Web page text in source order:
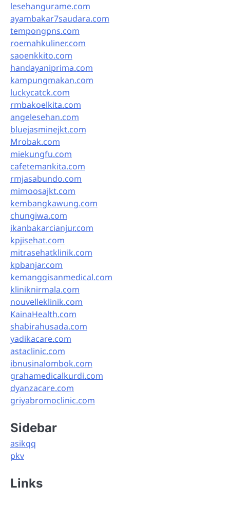
lesehangurame.com
ayambakar7saudara.com
tempongpns.com
roemahkuliner.com
saoenkkito.com
handayaniprima.com
kampungmakan.com
luckycatck.com
rmbakoelkita.com
angelesehan.com
bluejasminejkt.com
Mrobak.com
miekungfu.com
cafetemankita.com
rmjasabundo.com
mimoosajkt.com
kembangkawung.com
chungiwa.com
ikanbakarcianjur.com
kpjisehat.com
mitrasehatklinik.com
kpbanjar.com
kemanggisanmedical.com
kliniknirmala.com
nouvelleklinik.com
KainaHealth.com
shabirahusada.com
yadikacare.com
astaclinic.com
ibnusinalombok.com
grahamedicalkurdi.com
dyanzacare.com
griyabromoclinic.com
Sidebar
asikqq
pkv
Links